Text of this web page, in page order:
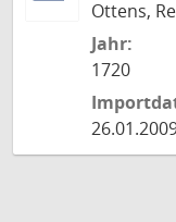
Ottens,
Jahr:
1720